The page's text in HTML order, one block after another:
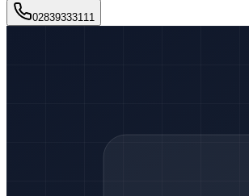
02839333111